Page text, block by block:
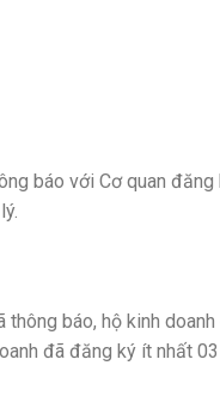
báo với Cơ quan đăng
báo, hộ kinh
đã đăng ký ít nhất